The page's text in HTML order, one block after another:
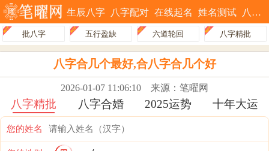
生辰八字 八字配对 在线起名 姓名测试 八字排盘
批八字 五行盈缺 六道轮回 八字精批
八字合几个最好,合八字合几个好
2026-01-07 11:06:10 来源：笔曜网
八字精批 八字合婚 2025运势 十年大运
您的姓名